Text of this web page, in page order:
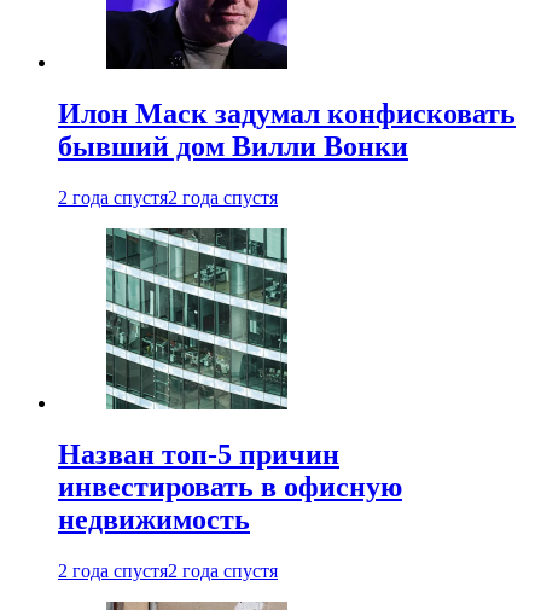
Илон Маск задумал конфисковать
бывший дом Вилли Вонки
2 года спустя2 года спустя
Назван топ-5 причин
инвестировать в офисную
недвижимость
2 года спустя2 года спустя